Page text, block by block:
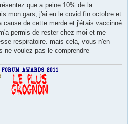
que a peine 10% de la
mon gars, j'ai eu le covid fin octobre et
cause de cette merde et j'étais vaccinné
permis de rester chez moi et me
respiratoire. mais cela, vous n'en
ne voulez pas le comprendre